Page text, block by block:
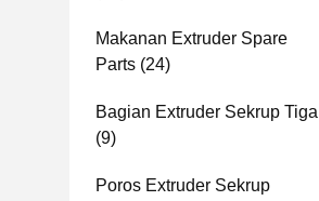
Makanan Extruder Spare
Parts (24)
Bagian Extruder Sekrup Tiga
(9)
Poros Extruder Sekrup